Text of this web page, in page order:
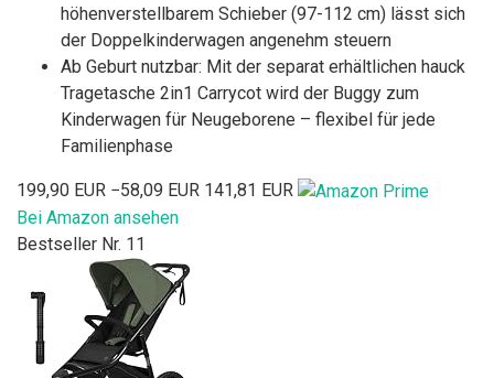
höhenverstellbarem Schieber (97-112 cm) lässt sich
der Doppelkinderwagen angenehm steuern
Ab Geburt nutzbar: Mit der separat erhältlichen hauck
Tragetasche 2in1 Carrycot wird der Buggy zum
Kinderwagen für Neugeborene – flexibel für jede
Familienphase
199,90 EUR −58,09 EUR 141,81 EUR
Bei Amazon ansehen
Bestseller Nr. 11